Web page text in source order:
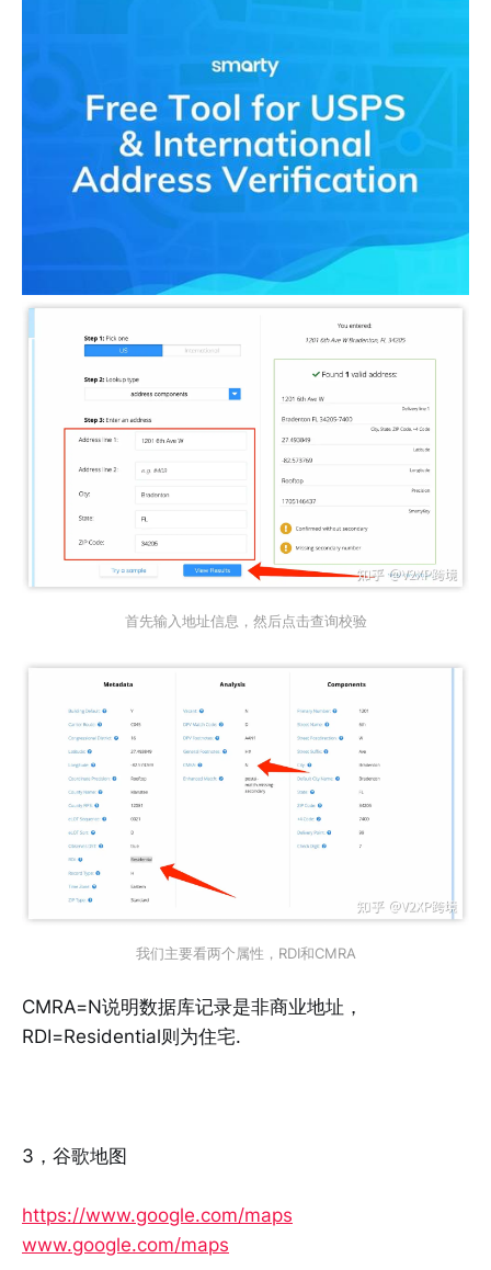
首先输入地址信息，然后点击查询校验
我们主要看两个属性，RDI和CMRA
CMRA=N说明数据库记录是非商业地址，
RDI=Residential则为住宅.
3，谷歌地图
https://www.google.com/maps​
www.google.com/maps